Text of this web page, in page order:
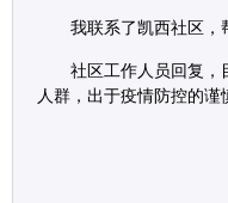
我联系了凯西社区，
社区工作人员回复，
人群，出于疫情防控的谨